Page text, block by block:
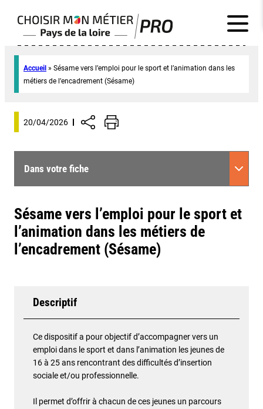
Accueil » Sésame vers l’emploi pour le sport et l’animation dans les
métiers de l’encadrement (Sésame)
20/04/2026
Dans votre fiche
Sésame vers l’emploi pour le sport et
l’animation dans les métiers de
l’encadrement (Sésame)
Descriptif
Ce dispositif a pour objectif d’accompagner vers un
emploi dans le sport et dans l’animation les jeunes de
16 à 25 ans rencontrant des difficultés d’insertion
sociale et/ou professionnelle.
Il permet d’offrir à chacun de ces jeunes un parcours